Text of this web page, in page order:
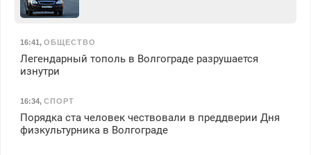
16:41, ОБЩЕСТВО
Легендарный тополь в Волгограде разрушается
изнутри
16:34, СПОРТ
Порядка ста человек чествовали в преддверии Дня
физкультурника в Волгограде